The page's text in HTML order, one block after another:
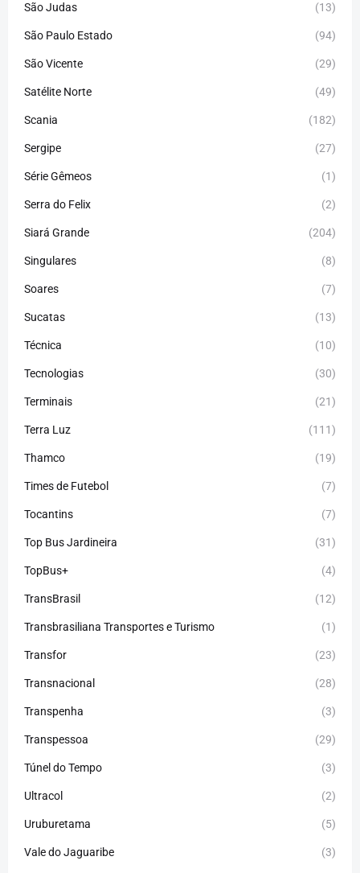
São Judas (13)
São Paulo Estado (94)
São Vicente (29)
Satélite Norte (49)
Scania (182)
Sergipe (27)
Série Gêmeos (1)
Serra do Felix (2)
Siará Grande (204)
Singulares (8)
Soares (7)
Sucatas (13)
Técnica (10)
Tecnologias (30)
Terminais (21)
Terra Luz (111)
Thamco (19)
Times de Futebol (7)
Tocantins (7)
Top Bus Jardineira (31)
TopBus+ (4)
TransBrasil (12)
Transbrasiliana Transportes e Turismo (1)
Transfor (23)
Transnacional (28)
Transpenha (3)
Transpessoa (29)
Túnel do Tempo (3)
Ultracol (2)
Uruburetama (5)
Vale do Jaguaribe (3)